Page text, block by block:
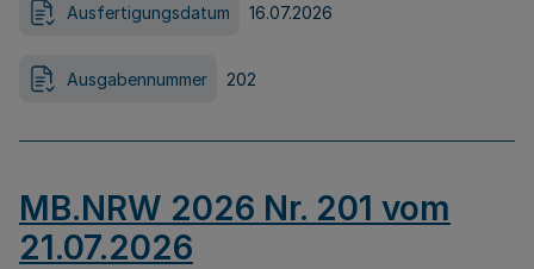
Ausfertigungsdatum 16.07.2026
Ausgabennummer 202
MB.NRW 2026 Nr. 201 vom
21.07.2026